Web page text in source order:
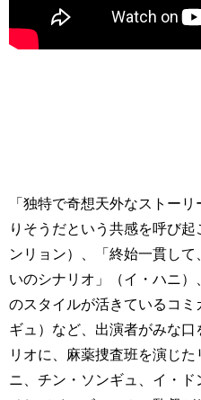
「独特で奇想天外なストー
りそうだという共感を呼び
ンリョン）、「終始一貫し
いのシナリオ」（イ・ハニ
のスタイルが活きているコ
ギュ）など、出演者がみな
リオに、麻薬捜査班を演じ
ニ、チン・ソンギュ、イ・ド